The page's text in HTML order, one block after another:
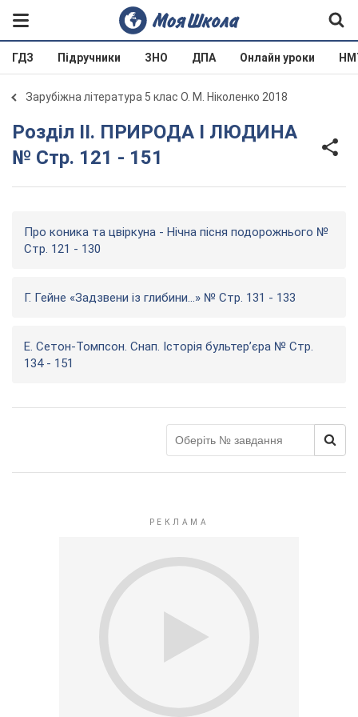
ГДЗ Підручники ЗНО ДПА Онлайн уроки
Зарубіжна література 5 клас О. М. Ніколенко 2018
Розділ II. ПРИРОДА І ЛЮДИНА
№ Стр. 121 - 151
Про коника та цвіркуна - Нічна пісня подорожнього №
Стр. 121 - 130
Г. Гейне «Задзвени із глибини...» № Стр. 131 - 133
Е. Сетон-Томпсон. Снап. Історія бультер’єра № Стр.
134 - 151